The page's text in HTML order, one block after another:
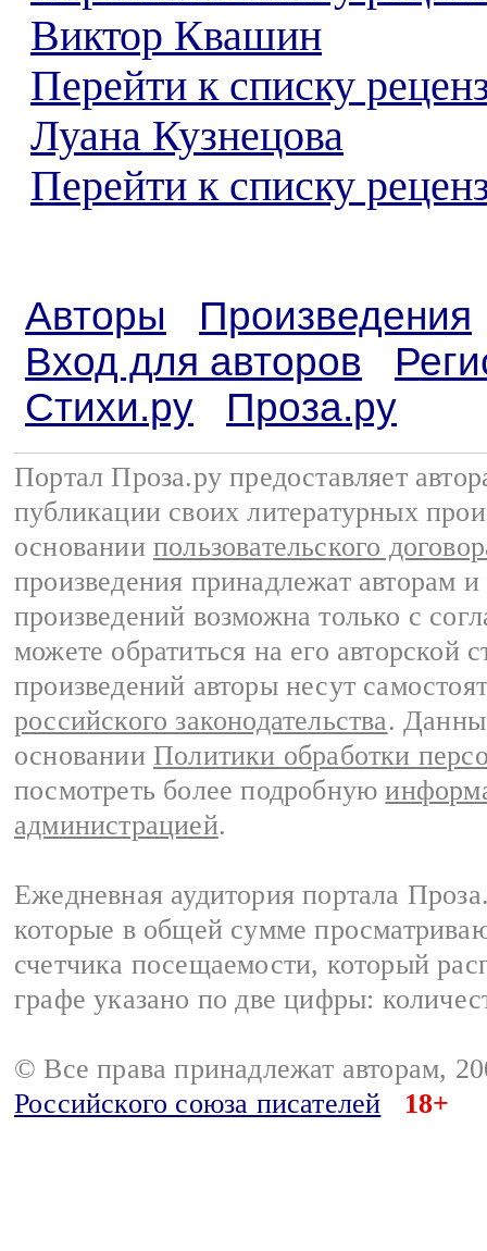
Виктор Квашин
Перейти к списку
Луана Кузнецова
Перейти к списку
Авторы
Произведения
Вход для авторов
Стихи.ру
Проза.ру
Портал Проза.ру предоставляет
публикации своих литературных
основании пользовательского
произведения принадлежат авторам
произведений возможна только с
можете обратиться на его авторской
произведений авторы несут
российского законодательства.
основании Политики обработки
посмотреть более подробную
администрацией.
Ежедневная аудитория портала
которые в общей сумме
счетчика посещаемости, который
графе указано по две цифры:
© Все права принадлежат авторам,
Российского союза писателей
18+